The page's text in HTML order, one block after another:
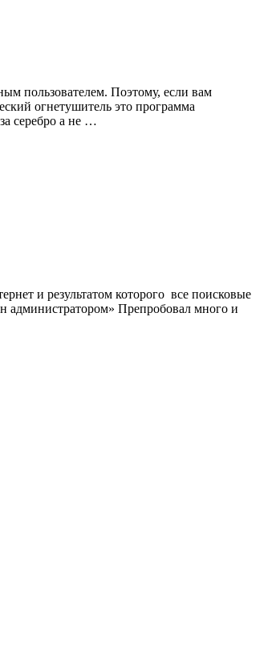
пользователем. Поэтому, если вам
огнетушитель это программа
серебро а не …
и результатом которого все поисковые
администратором» Препробовал много и